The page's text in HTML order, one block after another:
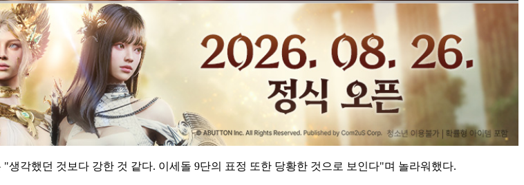
각했던 것보다 강한 것 같다. 이세돌 9단의 표정 또한 당황한 것으로 보인다"며 놀라워했다.